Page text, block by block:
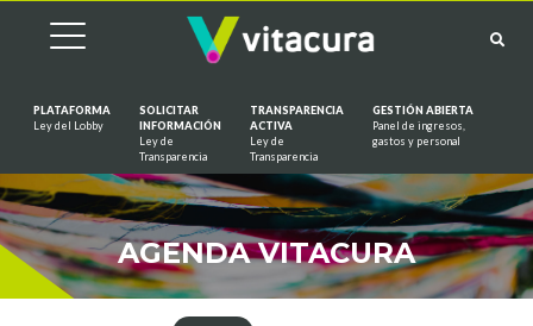
PLATAFORMA
Ley del Lobby
SOLICITAR
INFORMACIÓN
Ley de
Transparencia
TRANSPARENCIA
ACTIVA
Ley de
Transparencia
GESTIÓN ABIERTA
Panel de ingresos,
gastos y personal
AGENDA VITACURA